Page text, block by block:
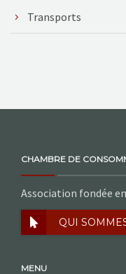
Transports
CHAMBRE DE
Association fondée
QUI
MENU